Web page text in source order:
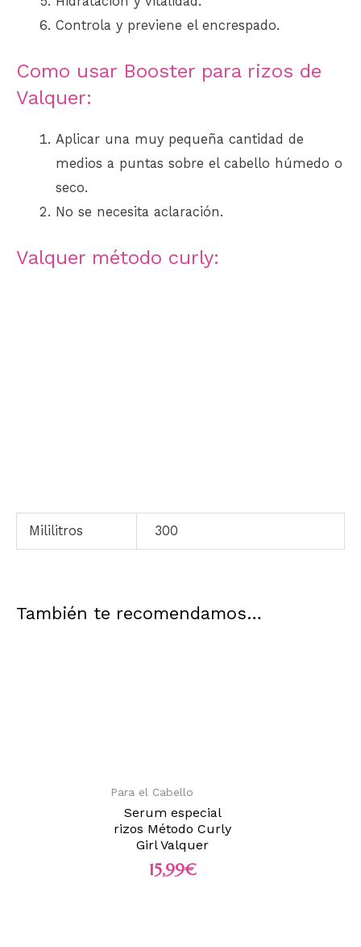
Controla y previene el encrespado.
Como usar Booster para rizos de
Valquer:
Aplicar una muy pequeña cantidad de
medios a puntas sobre el cabello húmedo o
seco.
No se necesita aclaración.
Valquer método curly:
Mililitros 300
También te recomendamos…
Para el Cabello
Serum especial
rizos Método Curly
Girl Valquer
15,99€